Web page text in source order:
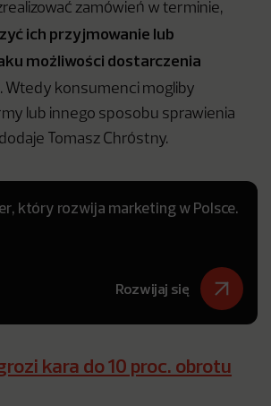
zamówień w terminie,
ich przyjmowanie lub
możliwości dostarczenia
. Wtedy konsumenci mogliby
lub innego sposobu sprawienia
Tomasz Chróstny.
który rozwija marketing w Polsce.
Rozwijaj się
kara do 10 proc. obrotu